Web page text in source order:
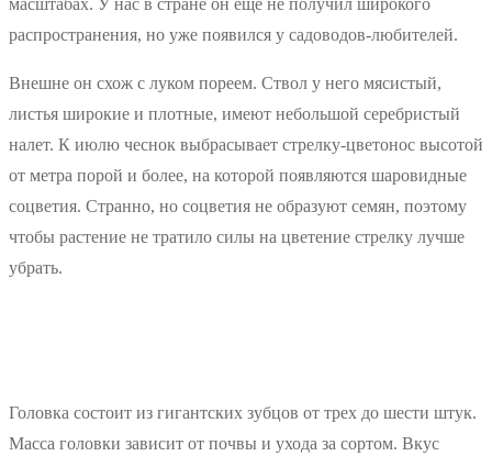
распространения, но уже появился у садоводов-любителей.
Внешне он схож с луком пореем. Ствол у него мясистый,
листья широкие и плотные, имеют небольшой серебристый
налет. К июлю чеснок выбрасывает стрелку-цветонос высотой
от метра порой и более, на которой появляются шаровидные
соцветия. Странно, но соцветия не образуют семян, поэтому
чтобы растение не тратило силы на цветение стрелку лучше
убрать.
Головка состоит из гигантских зубцов от трех до шести штук.
Масса головки зависит от почвы и ухода за сортом. Вкус